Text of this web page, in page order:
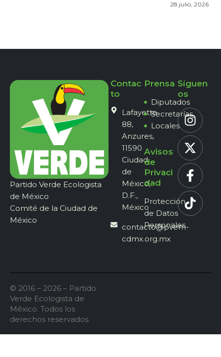
28 julio, 2026
Partido Verde Ecologista
de México
Comité de la Ciudad de
México
Contac
to
Lafayette
88,
Anzures,
11590
Ciudad
de
México,
D.F.,
México
contacto@pvem-
cdmx.org.mx
Prensa
Diputados
Secretarías
Locales
Avisos
de
Privaci
dad
Protección
de Datos
Personales
Síguen
os
© 2016 – 2026 – Partido
Verde Ecologista de
México. Todos los
derechos reservados.